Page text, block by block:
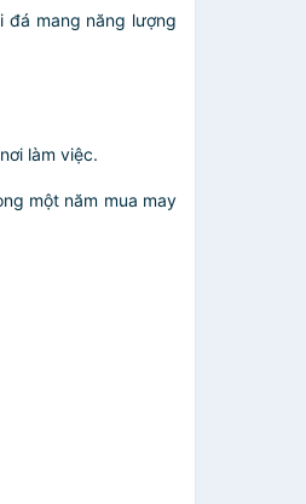
đá mang năng lượng
làm việc.
một năm mua may